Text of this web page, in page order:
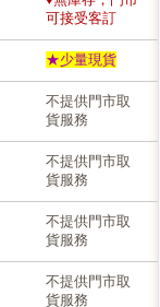
可接受客訂
★少量現貨
不提供門市取
貨服務
不提供門市取
貨服務
不提供門市取
貨服務
不提供門市取
貨服務